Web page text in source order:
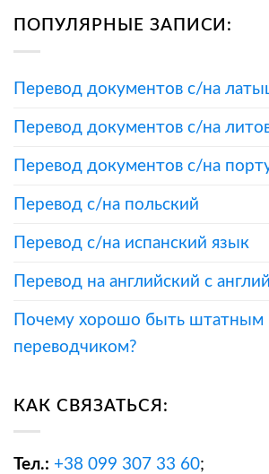
ПОПУЛЯРНЫЕ ЗАПИСИ:
Перевод документов с/на
Перевод документов с/на
Перевод документов с/на
Перевод с/на польский
Перевод с/на испанский язык
Перевод на английский с
Почему хорошо быть штатным
переводчиком?
КАК СВЯЗАТЬСЯ:
Тел.: +38 099 307 33 60;